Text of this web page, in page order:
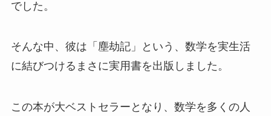
でした。
そんな中、彼は「塵劫記」という、数学を実生活
に結びつけるまさに実用書を出版しました。
この本が大ベストセラーとなり、数学を多くの人